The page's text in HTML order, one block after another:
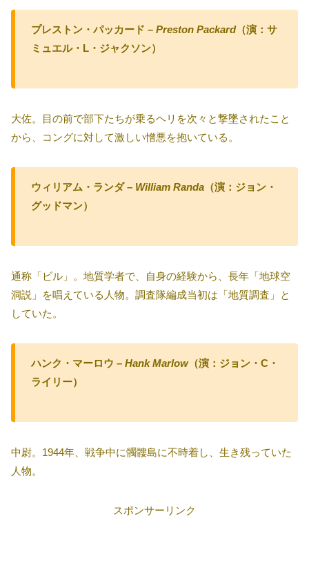
プレストン・パッカード – Preston Packard（演：サ
ミュエル・L・ジャクソン）
大佐。目の前で部下たちが乗るヘリを次々と撃墜されたこと
から、コングに対して激しい憎悪を抱いている。
ウィリアム・ランダ – William Randa（演：ジョン・
グッドマン）
通称「ビル」。地質学者で、自身の経験から、長年「地球空
洞説」を唱えている人物。調査隊編成当初は「地質調査」と
していた。
ハンク・マーロウ – Hank Marlow（演：ジョン・C・
ライリー）
中尉。1944年、戦争中に髑髏島に不時着し、生き残っていた
人物。
スポンサーリンク